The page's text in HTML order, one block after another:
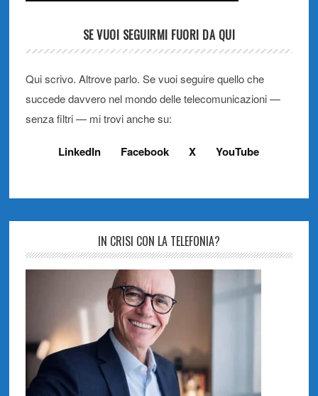
SE VUOI SEGUIRMI FUORI DA QUI
Qui scrivo. Altrove parlo. Se vuoi seguire quello che
succede davvero nel mondo delle telecomunicazioni —
senza filtri — mi trovi anche su:
LinkedIn Facebook X YouTube
IN CRISI CON LA TELEFONIA?